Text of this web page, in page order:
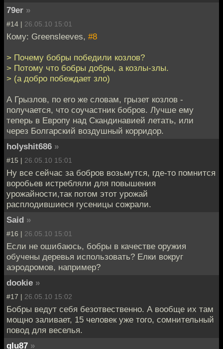
79er »
#14 | 26.05.10 15:01
Кому: Greensleeves, #8
> Почему бобры победили козлов?
> Потому что бобры добры, а козлы-злы.
> (а добро побеждает зло)
А Грызлов, по его же словам, грызет козлов -
получается, что соучастник бобров. Лучше ему
теперь в Европу над Скандинавией летать, или
через Болгарский воздушный корридор.
holyshit686 »
#15 | 26.05.10 15:01
Ну все сейчас за бобров возьмутся, где-то помнится
воробьев истребляли для повышения
урожайности,так потом этот урожай
расплодившиеся гусеницы сожрали.
Said »
#16 | 26.05.10 15:01
Если не ошибаюсь, бобры в качестве оружия
обучены деревья использовать? Елки вокруг
аэродромов, например?
dookie »
#17 | 26.05.10 15:02
Бобры ведут себя безотвественно. А вообще их там
мощно заливает, 15 человек уже того, сомнительный
повод для веселья.
glu87 »